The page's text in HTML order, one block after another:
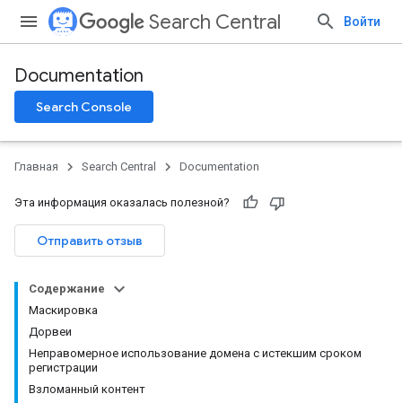
Search Central Войти
Documentation
Search Console
Главная Search Central Documentation
Эта информация оказалась полезной?
Отправить отзыв
Содержание
Маскировка
Дорвеи
Неправомерное использование домена с истекшим сроком
регистрации
Взломанный контент